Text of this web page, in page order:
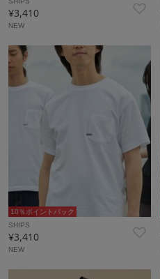
¥3,410
NEW
10％ポイントバック
SHIPS
¥3,410
NEW